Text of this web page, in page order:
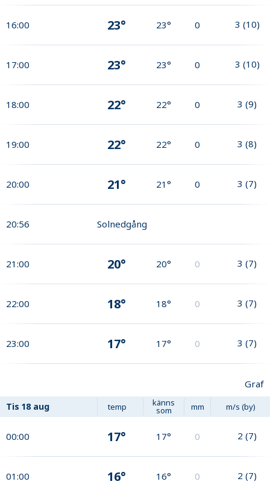
16:00 23° 23° 0 3 (10)
17:00 23° 23° 0 3 (10)
18:00 22° 22° 0 3 (9)
19:00 22° 22° 0 3 (8)
20:00 21° 21° 0 3 (7)
20:56 Solnedgång
21:00 20° 20° 0 3 (7)
22:00 18° 18° 0 3 (7)
23:00 17° 17° 0 3 (7)
Graf
Tis 18 aug temp känns
som mm m/s (by)
00:00 17° 17° 0 2 (7)
01:00 16° 16° 0 2 (7)